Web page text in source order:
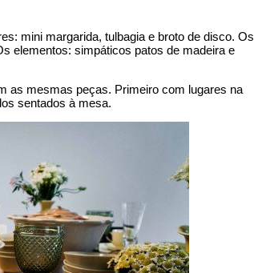
mini margarida, tulbagia e broto de disco. Os
elementos: simpáticos patos de madeira e
as mesmas peças. Primeiro com lugares na
sentados à mesa.